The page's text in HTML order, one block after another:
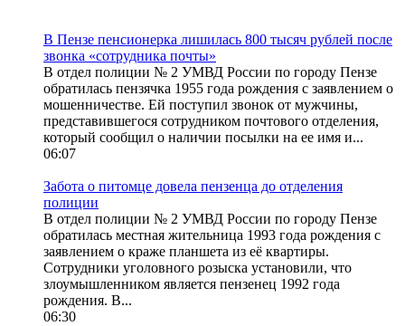
В Пензе пенсионерка лишилась 800 тысяч рублей после
звонка «сотрудника почты»
В отдел полиции № 2 УМВД России по городу Пензе
обратилась пензячка 1955 года рождения с заявлением о
мошенничестве. Ей поступил звонок от мужчины,
представившегося сотрудником почтового отделения,
который сообщил о наличии посылки на ее имя и...
06:07
Забота о питомце довела пензенца до отделения
полиции
В отдел полиции № 2 УМВД России по городу Пензе
обратилась местная жительница 1993 года рождения с
заявлением о краже планшета из её квартиры.
Сотрудники уголовного розыска установили, что
злоумышленником является пензенец 1992 года
рождения. В...
06:30